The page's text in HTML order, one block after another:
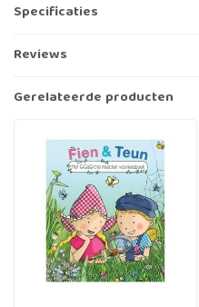
Specificaties
Reviews
Gerelateerde producten